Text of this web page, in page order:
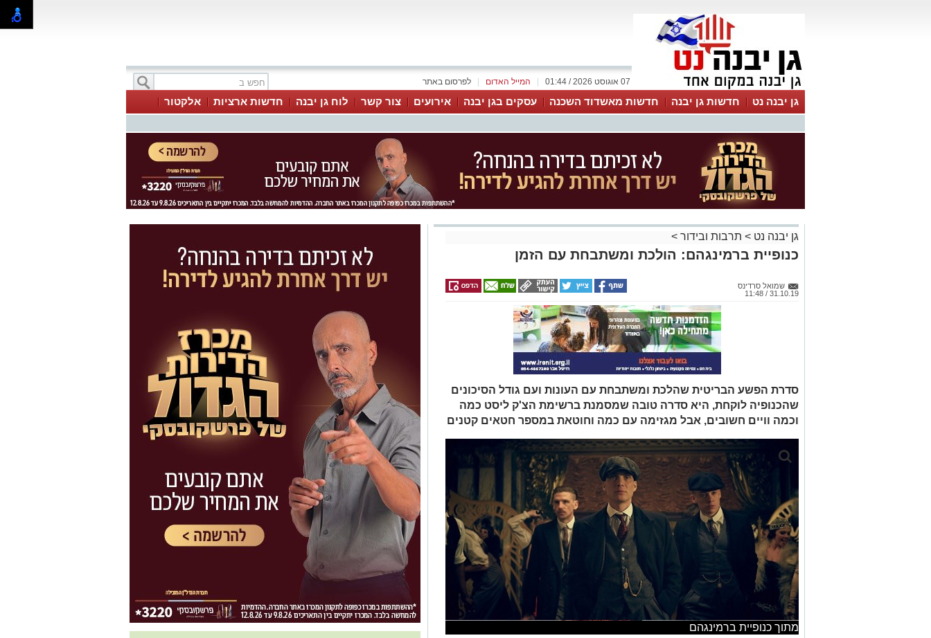
לפרסום באתר המייל האדום 07 אוגוסט 2026 / 01:44
גן יבנה נט חדשות גן יבנה חדשות מאשדוד השכנה עסקים בגן יבנה אירועים צור קשר לוח גן יבנה חדשות ארציות
אלקטור
גן יבנה נט > תרבות ובידור >
כנופיית ברמינגהם: הולכת ומשתבחת עם הזמן
שמואל סרדינס
31.10.19 / 11:48
סדרת הפשע הבריטית שהלכת ומשתבחת עם העונות ועם גודל הסיכונים
שהכנופיה לוקחת, היא סדרה טובה שמסמנת ברשימת הצ'ק ליסט כמה
וכמה וויים חשובים, אבל מגזימה עם כמה וחוטאת במספר חטאים קטנים
מתוך כנופיית ברמינגהם